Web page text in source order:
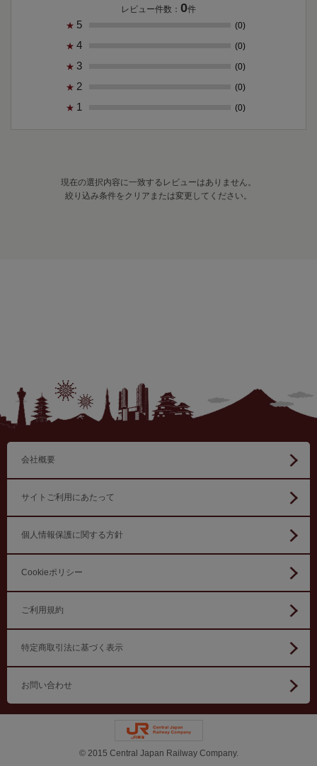
レビュー件数： 0件
★ 5 (0)
★ 4 (0)
★ 3 (0)
★ 2 (0)
★ 1 (0)
現在の選択内容に一致するレビューはありません。
絞り込み条件をクリアまたは変更してください。
会社概要
サイトご利用にあたって
個人情報保護に関する方針
Cookieポリシー
ご利用規約
特定商取引法に基づく表示
お問い合わせ
© 2015 Central Japan Railway Company.